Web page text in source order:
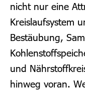
nicht nur eine
Kreislaufsystem
Bestäubung,
und
hinweg voran.